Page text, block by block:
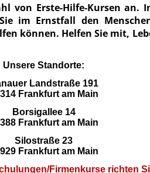
von Erste-Hilfe-Kursen an.
im Ernstfall den
können. Helfen Sie mit,
Unsere Standorte:
Landstraße 191
Frankfurt am Main
Borsigallee 14
Frankfurt am Main
Silostraße 23
Frankfurt am Main
Firmenkurse richten